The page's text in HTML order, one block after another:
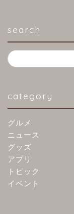
search
category
グルメ
ニュース
グッズ
アプリ
トピック
イベント